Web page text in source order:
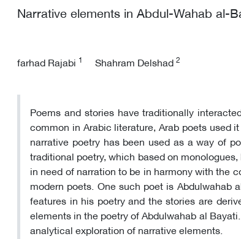
Narrative elements in Abdul-Wahab al-
farhad Rajabi 1 Shahram Delshad2
Poems and stories have traditionally
common in Arabic literature, Arab poets used
narrative poetry has been used as a way of
traditional poetry, which based on
in need of narration to be in harmony with the
modern poets. One such poet is
features in his poetry and the stories are
elements in the poetry of Abdulwahab al
analytical exploration of narrative elements.